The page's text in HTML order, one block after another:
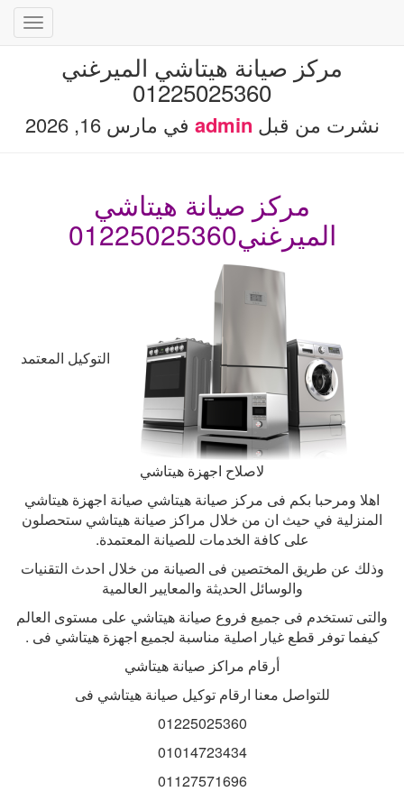
تبديل
مركز صيانة هيتاشي الميرغني
01225025360
نشرت من قبل admin في مارس 16, 2026
مركز صيانة هيتاشي
الميرغني01225025360
التوكيل المعتمد
لاصلاح اجهزة هيتاشي
اهلا ومرحبا بكم فى مركز صيانة هيتاشي صيانة اجهزة هيتاشي
المنزلية في حيث ان من خلال مراكز صيانة هيتاشي ستحصلون
على كافة الخدمات للصيانة المعتمدة.
وذلك عن طريق المختصين فى الصيانة من خلال احدث التقنيات
والوسائل الحديثة والمعايير العالمية
والتى تستخدم فى جميع فروع صيانة هيتاشي على مستوى العالم
كيفما توفر قطع غيار اصلية مناسبة لجميع اجهزة هيتاشي فى .
أرقام مراكز صيانة هيتاشي
للتواصل معنا ارقام توكيل صيانة هيتاشي فى
01225025360
01014723434
01127571696